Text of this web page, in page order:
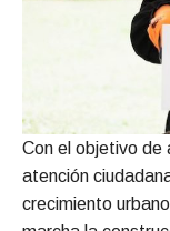
Con el objetivo de
atención
crecimiento